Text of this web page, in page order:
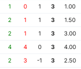
1 0 1 3
1.00
2 1 1 3
1.50
2 1 1 3
3.00
4 4 0 3
4.00
2 3 -1 3
2.50